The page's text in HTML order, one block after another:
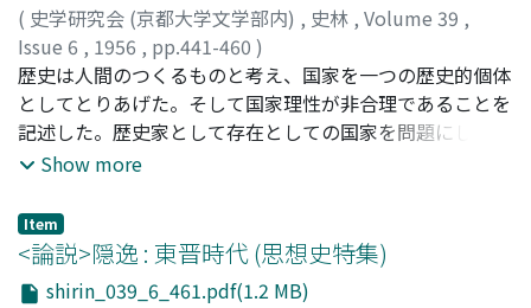
( 史学研究会 (京都大学文学部内) , 史林 , Volume 39 ,
Issue 6 , 1956 , pp.441-460 )
原, 隨園;Hara, Zuien;ハラ, ズイエン
歴史は人間のつくるものと考え、国家を一つの歴史的個体
としてとりあげた。そして国家理性が非合理であることを
記述した。歴史家として存在としての国家を問題にした
が、国家のあるべき規範を示唆することによって四世紀の
Show more
Item
<論説>隠逸 : 東晋時代 (思想史特集)
shirin_039_6_461.pdf(1.2 MB)